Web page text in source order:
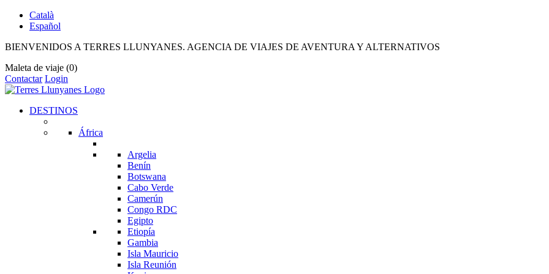
Català
Español
BIENVENIDOS A TERRES LLUNYANES. AGENCIA DE VIAJES DE AVENTURA Y ALTERNATIVOS
Maleta de viaje (0)
Contactar Login
DESTINOS
África
Argelia
Benín
Botswana
Cabo Verde
Camerún
Congo RDC
Egipto
Etiopía
Gambia
Isla Mauricio
Isla Reunión